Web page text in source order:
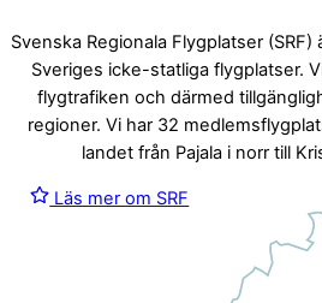
Svenska Regionala Flygplatser
Sveriges icke-statliga flygplatser.
flygtrafiken och därmed
regioner. Vi har 32
landet från Pajala i norr till
Läs mer om SRF